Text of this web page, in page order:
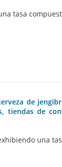
tasa
de
tiendas de
una